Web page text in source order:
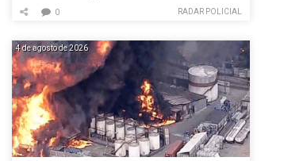
RADAR POLICIAL
0
4 de agosto de 2026